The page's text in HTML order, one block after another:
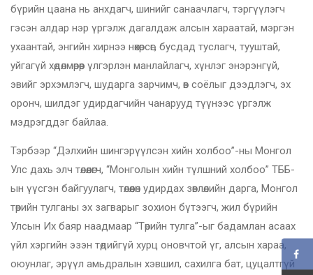
бүрийн цаана нь анхдагч, шинийг санаачлагч, тэргүүлэгч
гэсэн алдар нэр үргэлж дагалдаж алсын хараатай, мэргэн
ухаантай, энгийн хирнээ нөхөрсөг, бусдад туслагч, тууштай,
уйгагүй хөдөлмөрөөр үлгэрлэн манлайлагч, хүнлэг энэрэнгүй,
эвийг эрхэмлэгч, шударга зарчимч, өв соёлыг дээдлэгч, эх
оронч, шилдэг удирдагчийн чанарууд түүнээс үргэлж
мэдрэгддэг байлаа.
Тэрбээр “Дэлхийн шингэрүүлсэн хийн холбоо”-ны Монгол
Улс дахь элч төлөөлөгч, “Монголын хийн түлшний холбоо” ТББ-
ын үүсгэн байгуулагч, төлөөлөн удирдах зөвлөлийн дарга, Монгол
төрийн тулганы эх загварыг зохион бүтээгч, жил бүрийн
Улсын Их баяр наадмаар “Төрийн тулга”-ыг бадамлан асаах
үйл хэргийн эзэн төдийгүй хурц оновчтой үг, алсын хараа,
оюунлаг, эрүүл амьдралын хэвшил, сахилга бат, цуцалтгүй